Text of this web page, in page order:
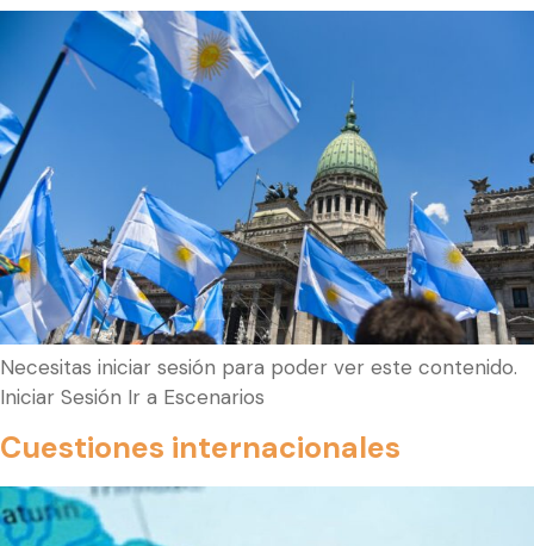
Necesitas iniciar sesión para poder ver este contenido.
Iniciar Sesión Ir a Escenarios
Cuestiones internacionales